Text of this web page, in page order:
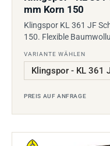
mm Korn 150
Klingspor KL 361 JF
150. Flexible
VARIANTE WÄHLEN
PREIS AUF ANFRAGE